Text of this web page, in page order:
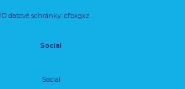
ID datové schránky: cfbxgxz
Social
Social